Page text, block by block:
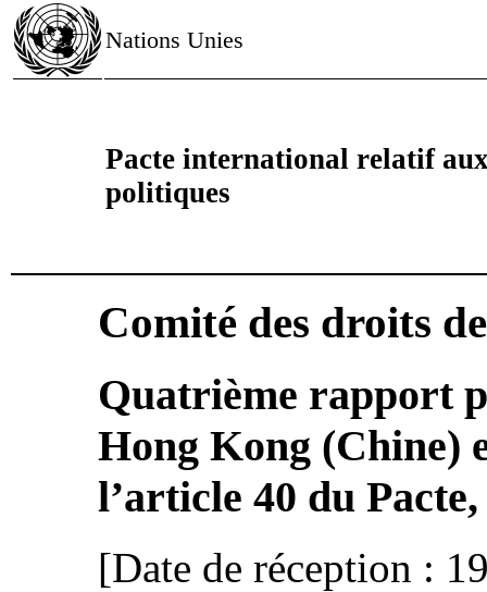
Nations Unies
Pacte international relatif
politiques
Comité des droits
Quatrième rapport
Hong Kong (Chine)
l’article 40 du
[Date de réception :